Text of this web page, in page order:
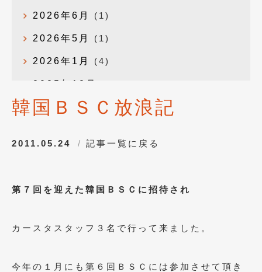
2026年6月 (1)
2026年5月 (1)
2026年1月 (4)
2025年12月
2025年10月 (1)
2024年7月
2024年1月(1)
韓国ＢＳＣ放浪記
2011.05.24 記事一覧に戻る
第７回を迎えた韓国ＢＳＣに招待され
カースタスタッフ３名で行って来ました。
今年の１月にも第６回ＢＳＣには参加させて頂き